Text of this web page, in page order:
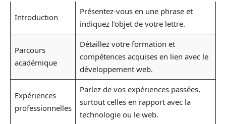
Introduction
Présentez-vous en une phrase et
indiquez l’objet de votre lettre.
Parcours
académique
Détaillez votre formation et
compétences acquises en lien avec le
développement web.
Expériences
professionnelles
Parlez de vos expériences passées,
surtout celles en rapport avec la
technologie ou le web.